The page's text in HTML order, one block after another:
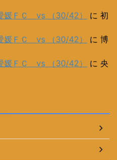
媛ＦＣ vs （30/42）
に 初
媛ＦＣ vs （30/42）
に 博
媛ＦＣ vs （30/42）
に 央